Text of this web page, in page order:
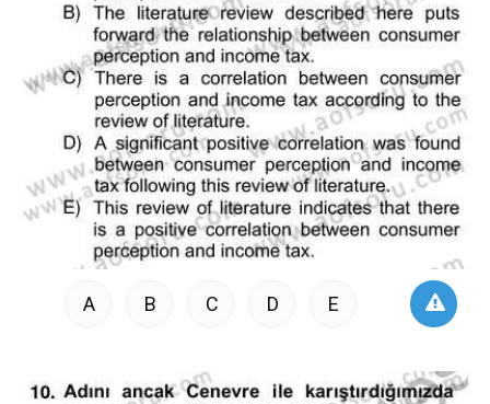
A B C D E